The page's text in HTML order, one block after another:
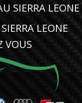
SIERRA LEONE
LEONE
VOUS